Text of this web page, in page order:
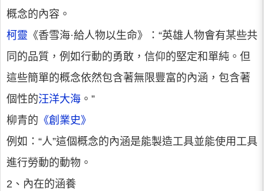
概念的內容。
柯靈 《香雪海·給人物以生命》：“英雄人物會有某些共
同的品質，例如行動的勇敢，信仰的堅定和單純。但
這些簡單的概念依然包含著無限豐富的內涵，包含著
個性的汪洋大海 。”
柳青的 《創業史》
例如：“人”這個概念的內涵是能製造工具並能使用工具
進行勞動的動物。
2、內在的涵養